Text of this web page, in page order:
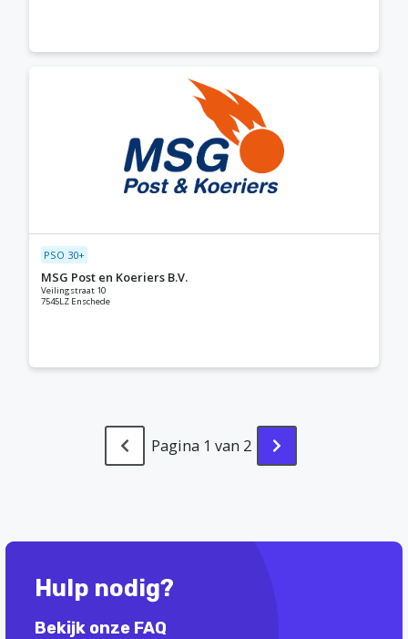
PSO 30+
MSG Post en Koeriers B.V.
Veilingstraat 10
7545LZ Enschede
Pagina 1 van 2
Hulp nodig?
Bekijk onze FAQ